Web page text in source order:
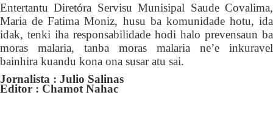
Entertantu Diretóra Servisu Munisipal Saude Covalima,
Maria de Fatima Moniz, husu ba komunidade hotu, ida
idak, tenki iha responsabilidade hodi halo prevensaun ba
moras malaria, tanba moras malaria ne’e inkuravel
bainhira kuandu kona ona susar atu sai.
Jornalista : Julio Salinas
Editor : Chamot Nahac